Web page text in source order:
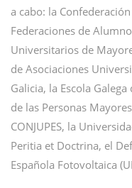
a cabo: la
Federaciones de
Universitarios de
de Asociaciones
Galicia, la Escola
de las Personas
CONJUPES, la
Peritia et Doctrina, el
Española Fotovoltaica